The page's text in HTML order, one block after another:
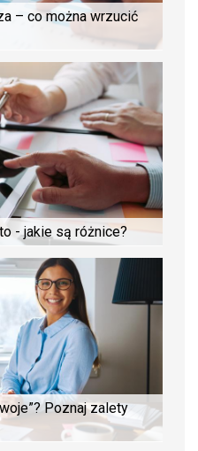
– co można wrzucić
- jakie są różnice?
Poznaj zalety